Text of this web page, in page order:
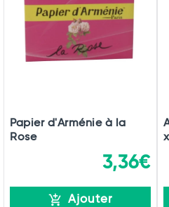
Papier d'Arménie à la
Rose
3,36€
Ajouter